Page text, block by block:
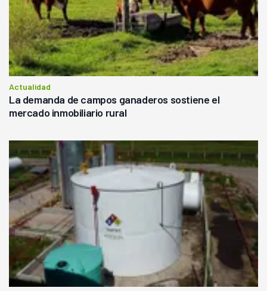
Actualidad
La demanda de campos ganaderos sostiene el
mercado inmobiliario rural